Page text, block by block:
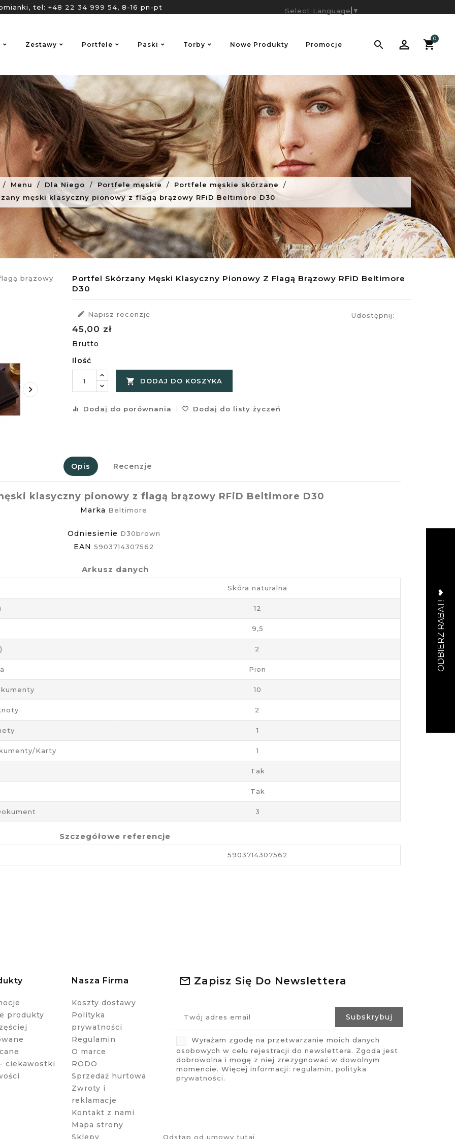
tel: +48 22 34 999 54, 8-16 pn-pt
0

Zestawy Portfele Paski Torby Nowe Produkty Promocje
Select Language ▼
Menu Dla Niego Portfele męskie
Portfele męskie skórzane
męski klasyczny pionowy z flagą brązowy RFiD Beltimore D30

Portfel Skórzany Męski Klasyczny Pionowy Z Flagą Brązowy RFiD Beltimore
D30
 Napisz recenzję Udostępnij:
45,00 zł
Brutto
Ilość
 DODAJ DO KOSZYKA
equalizer Dodaj do porównania favorite_border Dodaj do listy życzeń
Opis Recenzje
klasyczny pionowy z flagą brązowy RFiD Beltimore D30
Marka Beltimore
Odniesienie D30brown
EAN 5903714307562
Arkusz danych
Skóra naturalna
12
9,5
2
Pion
10
2
1
karty 1
Tak
Tak
3
Szczegółowe referencje
5903714307562
Zapisz Się Do Newslettera
Wyrażam zgodę na przetwarzanie moich danych
osobowych w celu rejestracji do newslettera. Zgoda jest
dobrowolna i mogę z niej zrezygnować w dowolnym
momencie. Więcej informacji: regulamin, polityka
prywatności.
produkty
ciekawostki
Nasza Firma
Koszty dostawy
Polityka
prywatności
Regulamin
O marce
RODO
Sprzedaż hurtowa
Zwroty i
reklamacje
Kontakt z nami
Mapa strony
Odstąp od umowy tutaj